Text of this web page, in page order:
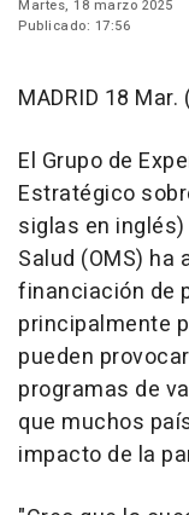
Martes, 18 marzo 2025
Publicado: 17:56
MADRID 18 Mar.
El Grupo de
Estratégico
siglas en
Salud (OMS)
financiación de
principalmente
pueden
programas de
que muchos
impacto de la